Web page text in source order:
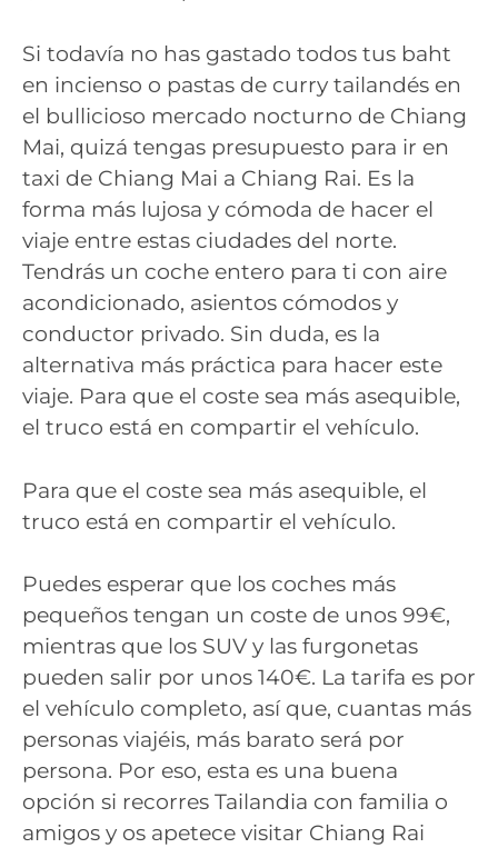
Si todavía no has gastado todos tus baht
en incienso o pastas de curry tailandés en
el bullicioso mercado nocturno de Chiang
Mai, quizá tengas presupuesto para ir en
taxi de Chiang Mai a Chiang Rai. Es la
forma más lujosa y cómoda de hacer el
viaje entre estas ciudades del norte.
Tendrás un coche entero para ti con aire
acondicionado, asientos cómodos y
conductor privado. Sin duda, es la
alternativa más práctica para hacer este
viaje. Para que el coste sea más asequible,
el truco está en compartir el vehículo.
Para que el coste sea más asequible, el
truco está en compartir el vehículo.
Puedes esperar que los coches más
pequeños tengan un coste de unos 99€,
mientras que los SUV y las furgonetas
pueden salir por unos 140€. La tarifa es por
el vehículo completo, así que, cuantas más
personas viajéis, más barato será por
persona. Por eso, esta es una buena
opción si recorres Tailandia con familia o
amigos y os apetece visitar Chiang Rai